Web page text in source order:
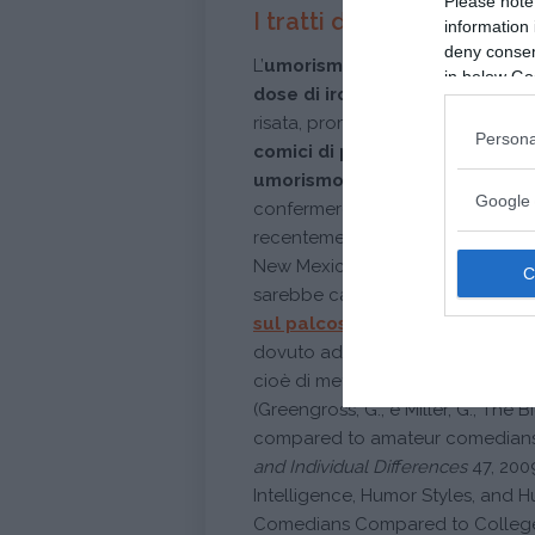
information
deny
in below
Google
I tratti di personalità
L’umorismo che ha più successo
dose di ironia
, oltre a
risata, promuove sottilmente
comici di professione
siano
umorismo molto più “pensato”
confermerebbero alcuni
studi
recentemente da
Gil
New Mexico ad Albuquerque: la
sarebbe caratterizzata da tratti
sul palcoscenico
o sul
dovuto ad un tipo di
umorismo
cioè di mettere a suo agio il
(Greengross, G., e Miller, G.,
compared to amateur
and Individual Differences47,
Intelligence, Humor Styles, and
Comedians Compared to